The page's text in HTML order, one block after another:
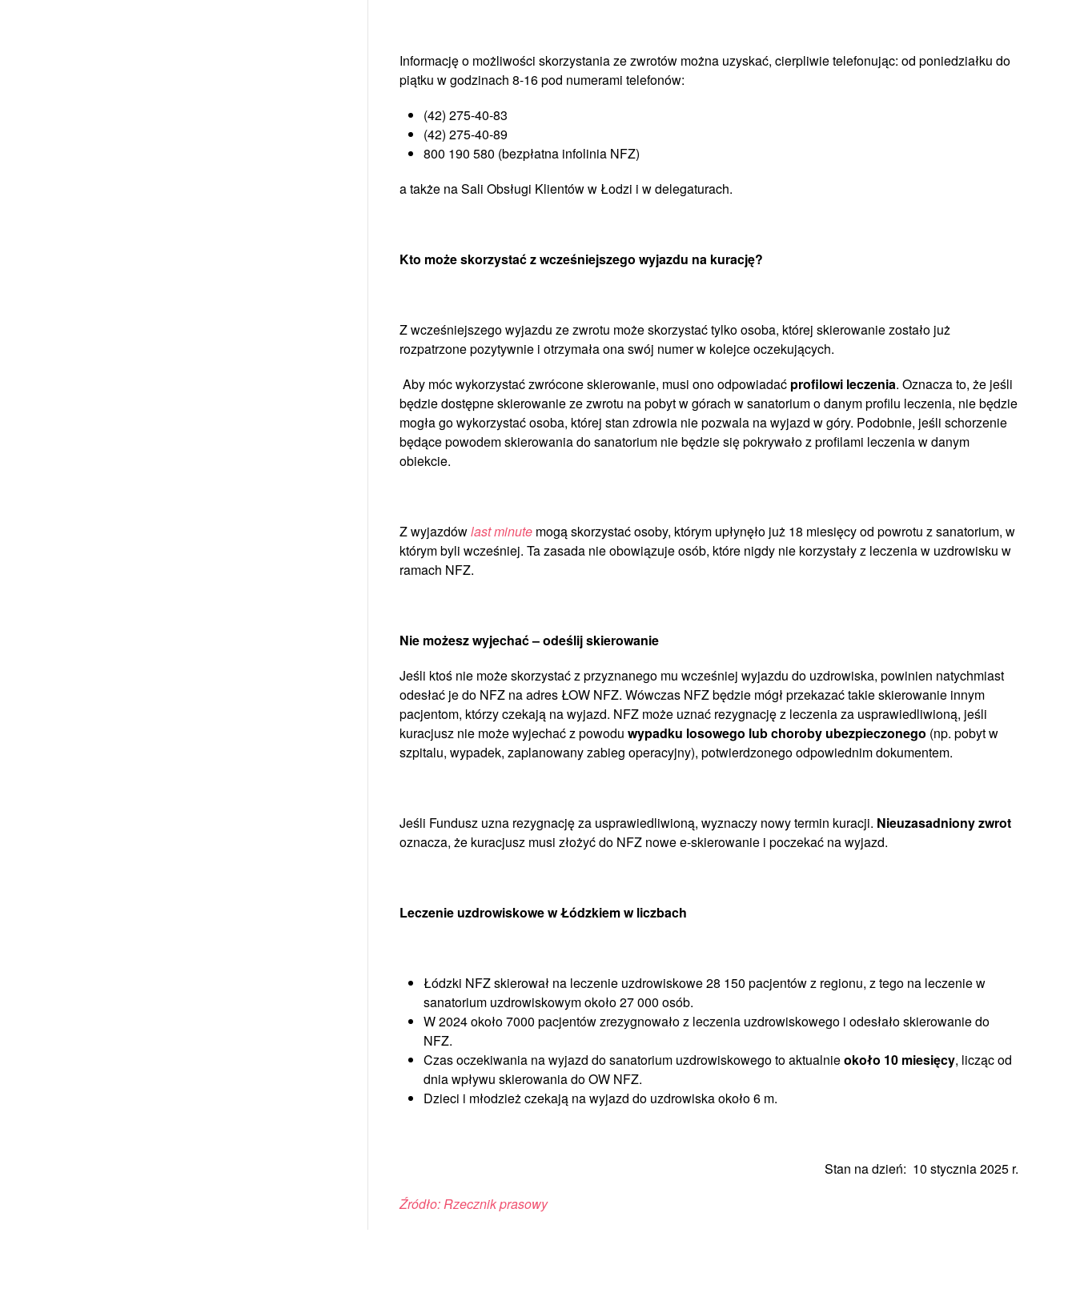
Informację o możliwości skorzystania ze zwrotów można uzyskać, cierpliwie telefonując: od poniedziałku do
piątku w godzinach 8-16 pod numerami telefonów:
(42) 275-40-83
(42) 275-40-89
800 190 580 (bezpłatna infolinia NFZ)
a także na Sali Obsługi Klientów w Łodzi i w delegaturach.
Kto może skorzystać z wcześniejszego wyjazdu na kurację?
Z wcześniejszego wyjazdu ze zwrotu może skorzystać tylko osoba, której skierowanie zostało już
rozpatrzone pozytywnie i otrzymała ona swój numer w kolejce oczekujących.
Aby móc wykorzystać zwrócone skierowanie, musi ono odpowiadać profilowi leczenia. Oznacza to, że jeśli
będzie dostępne skierowanie ze zwrotu na pobyt w górach w sanatorium o danym profilu leczenia, nie będzie
mogła go wykorzystać osoba, której stan zdrowia nie pozwala na wyjazd w góry. Podobnie, jeśli schorzenie
będące powodem skierowania do sanatorium nie będzie się pokrywało z profilami leczenia w danym
obiekcie.
Z wyjazdówlast minutemogą skorzystać osoby, którym upłynęło już 18 miesięcy od powrotu z sanatorium, w
którym byli wcześniej. Ta zasada nie obowiązuje osób, które nigdy nie korzystały z leczenia w uzdrowisku w
ramach NFZ.
Nie możesz wyjechać – odeślij skierowanie
Jeśli ktoś nie może skorzystać z przyznanego mu wcześniej wyjazdu do uzdrowiska, powinien natychmiast
odesłać je do NFZ na adres ŁOW NFZ. Wówczas NFZ będzie mógł przekazać takie skierowanie innym
pacjentom, którzy czekają na wyjazd. NFZ może uznać rezygnację z leczenia za usprawiedliwioną, jeśli
kuracjusz nie może wyjechać z powodu wypadku losowego lub choroby ubezpieczonego (np. pobyt w
szpitalu, wypadek, zaplanowany zabieg operacyjny), potwierdzonego odpowiednim dokumentem.
Jeśli Fundusz uzna rezygnację za usprawiedliwioną, wyznaczy nowy termin kuracji. Nieuzasadniony zwrot
oznacza, że kuracjusz musi złożyć do NFZ nowe e-skierowanie i poczekać na wyjazd.
Leczenie uzdrowiskowe w Łódzkiem w liczbach
Łódzki NFZ skierował na leczenie uzdrowiskowe 28 150 pacjentów z regionu, z tego na leczenie w
sanatorium uzdrowiskowym około 27 000 osób.
W 2024 około 7000 pacjentów zrezygnowało z leczenia uzdrowiskowego i odesłało skierowanie do
NFZ.
Czas oczekiwania na wyjazd do sanatorium uzdrowiskowego to aktualnieokoło 10 miesięcy, licząc od
dnia wpływu skierowania do OW NFZ.
Dzieci i młodzież czekają na wyjazd do uzdrowiska około 6 m.
Stan na dzień: 10 stycznia 2025 r.
Źródło: Rzecznik prasowy